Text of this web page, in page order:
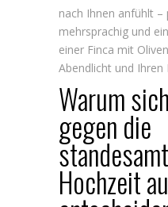
nach Ihnen anfühlt –
mehrsprachig und
einer Finca mit
Abendlicht und Ihren
Warum
gegen die
Hochzeit